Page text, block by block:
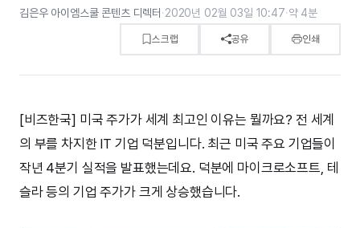
김은우 아이엠스쿨 콘텐츠 디렉터 ·2020년 02월 03일 10:47·약 4분
스크랩 공유 인쇄
[비즈한국] 미국 주가가 세계 최고인 이유는 뭘까요? 전 세계
의 부를 차지한 IT 기업 덕분입니다. 최근 미국 주요 기업들이
작년 4분기 실적을 발표했는데요. 덕분에 마이크로소프트, 테
슬라 등의 기업 주가가 크게 상승했습니다.